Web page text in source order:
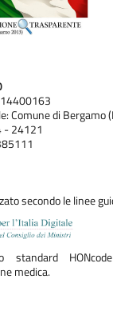
Comune di Bergamo
- 24121
secondo le linee
standard
medica.